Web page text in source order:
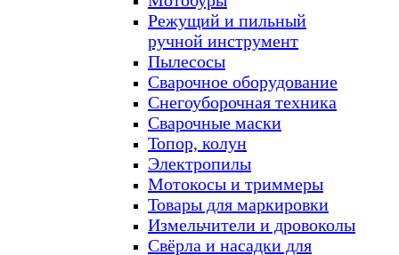
Режущий и пильный
ручной инструмент
Пылесосы
Сварочное оборудование
Снегоуборочная техника
Сварочные маски
Топор, колун
Электропилы
Мотокосы и триммеры
Товары для маркировки
Измельчители и дровоколы
Свёрла и насадки для